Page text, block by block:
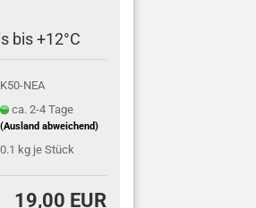
bis +12°C
K50-NEA
ca. 2-4 Tage
(Ausland abweichend)
0.1 kg je Stück
19,00 EUR